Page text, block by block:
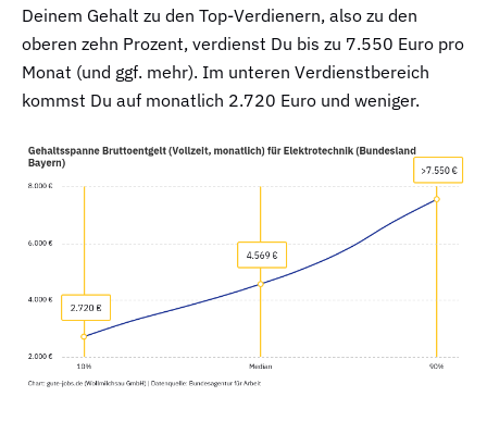
Deinem Gehalt zu den Top-Verdienern, also zu den
oberen zehn Prozent, verdienst Du bis zu 7.550 Euro pro
Monat (und ggf. mehr). Im unteren Verdienstbereich
kommst Du auf monatlich 2.720 Euro und weniger.